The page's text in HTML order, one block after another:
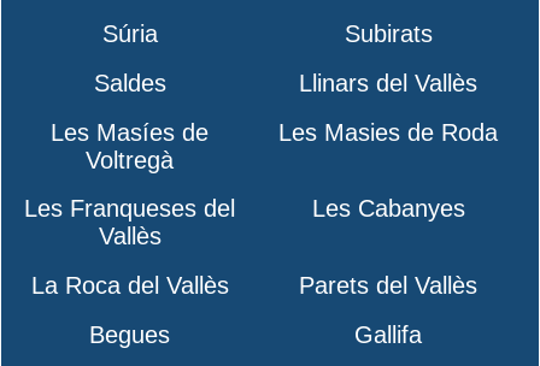
Súria
Subirats
Saldes
Llinars del Vallès
Les Masíes de
Voltregà
Les Masies de Roda
Les Franqueses del
Vallès
Les Cabanyes
La Roca del Vallès
Parets del Vallès
Begues
Gallifa